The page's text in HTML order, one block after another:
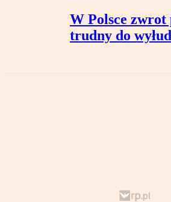
W Polsce zwrot
trudny do